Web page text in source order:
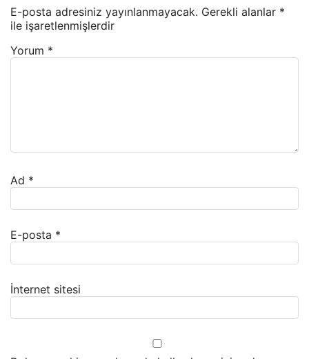
E-posta adresiniz yayınlanmayacak. Gerekli alanlar *
ile işaretlenmişlerdir
Yorum *
Ad *
E-posta *
İnternet sitesi